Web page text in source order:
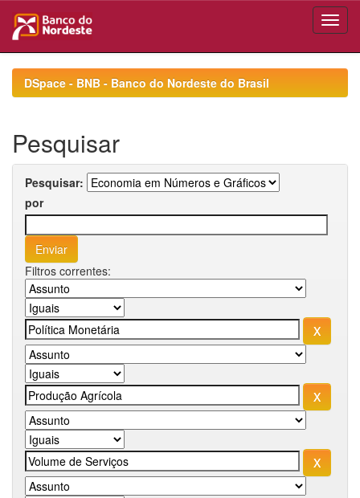
navigationDSpace - BNB - Banco do Nordeste do Brasil
Pesquisar
Pesquisar:
por
Filtros correntes: